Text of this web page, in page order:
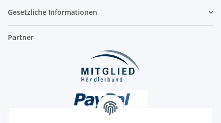
Gesetzliche Informationen
Partner